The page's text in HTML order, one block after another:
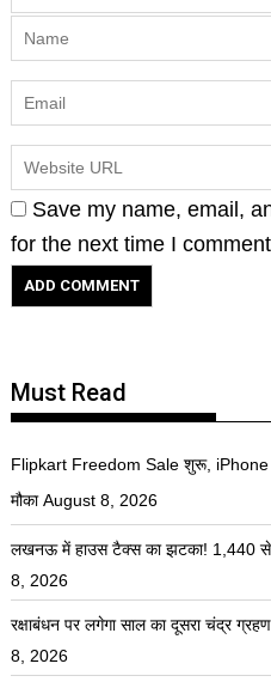
Save my name, email,
for the next time I
Must Read
Flipkart Freedom Sale शुरू, iPhone
मौका August 8, 2026
लखनऊ में हाउस टैक्स का झटका! 1,440
8, 2026
रक्षाबंधन पर लगेगा साल का दूसरा चंद्र
8, 2026